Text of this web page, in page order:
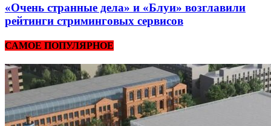
«Очень странные дела» и «Блуи» возглавили
рейтинги стриминговых сервисов
САМОЕ ПОПУЛЯРНОЕ